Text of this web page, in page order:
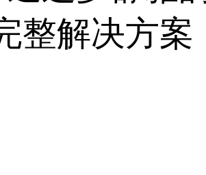
整解决方